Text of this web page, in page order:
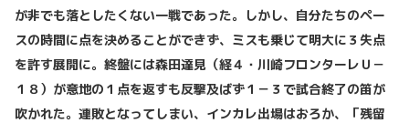
が非でも落としたくない一戦であった。しかし、自分たちのペー
スの時間に点を決めることができず、ミスも乗じて明大に３失点
を許す展開に。終盤には森田達見（経４・川崎フロンターレＵ－
１８）が意地の１点を返すも反撃及ばず１－３で試合終了の笛が
吹かれた。連敗となってしまい、インカレ出場はおろか、「残留